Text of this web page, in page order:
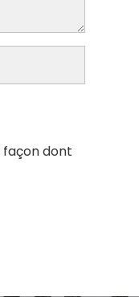
façon dont